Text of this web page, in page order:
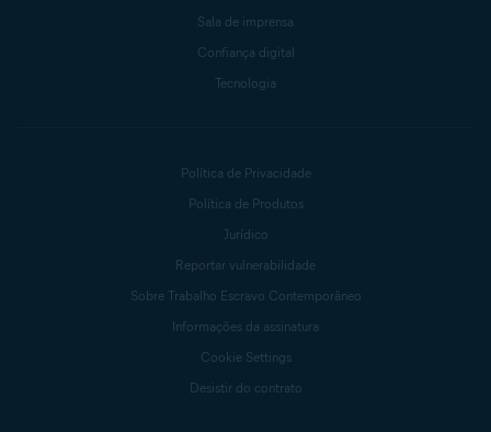
Sala de imprensa
Confiança digital
Tecnologia
Política de Privacidade
Política de Produtos
Jurídico
Reportar vulnerabilidade
Sobre Trabalho Escravo Contemporâneo
Informações da assinatura
Cookie Settings
Desistir do contrato